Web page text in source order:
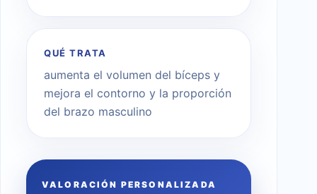
QUÉ TRATA
aumenta el volumen del bíceps y
mejora el contorno y la proporción
del brazo masculino
VALORACIÓN PERSONALIZADA